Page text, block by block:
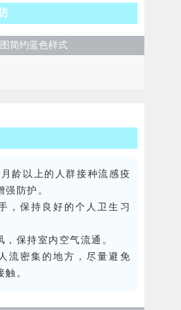
简约蓝色样式
月龄以上的人群接种流感疫
防护。
，保持良好的个人卫生习
，保持室内空气流通。
流密集的地方，尽量避免
。